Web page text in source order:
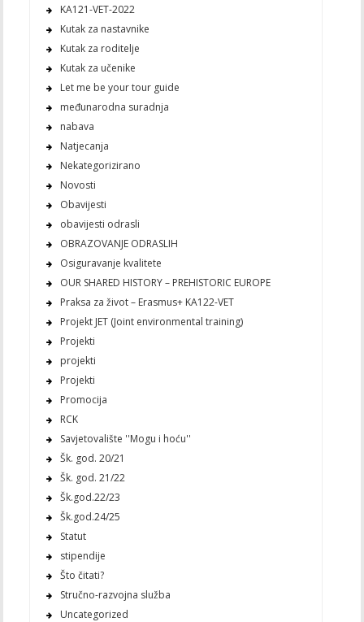
KA121-VET-2022
Kutak za nastavnike
Kutak za roditelje
Kutak za učenike
Let me be your tour guide
međunarodna suradnja
nabava
Natjecanja
Nekategorizirano
Novosti
Obavijesti
obavijesti odrasli
OBRAZOVANJE ODRASLIH
Osiguravanje kvalitete
OUR SHARED HISTORY – PREHISTORIC EUROPE
Praksa za život – Erasmus+ KA122-VET
Projekt JET (Joint environmental training)
Projekti
projekti
Projekti
Promocija
RCK
Savjetovalište ''Mogu i hoću''
Šk. god. 20/21
Šk. god. 21/22
Šk.god.22/23
Šk.god.24/25
Statut
stipendije
Što čitati?
Stručno-razvojna služba
Uncategorized